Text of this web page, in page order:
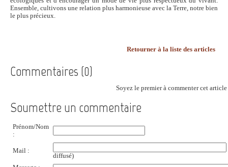
Ensemble, cultivons une relation plus harmonieuse avec la Terre, notre bien
le plus précieux.
Retourner à la liste des articles
Commentaires (0)
Soyez le premier à commenter cet article
Soumettre un commentaire
Prénom/Nom
:
Mail :
diffusé)